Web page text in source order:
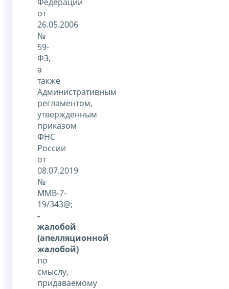
Федерации
от
26.05.2006
№
59-
ФЗ,
а
также
Административным
регламентом,
утвержденным
приказом
ФНС
России
от
08.07.2019
№
ММВ-7-
19/343@;
-
жалобой
(апелляционной
жалобой)
по
смыслу,
придаваемому